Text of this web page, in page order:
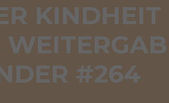
KINDHEIT
#264